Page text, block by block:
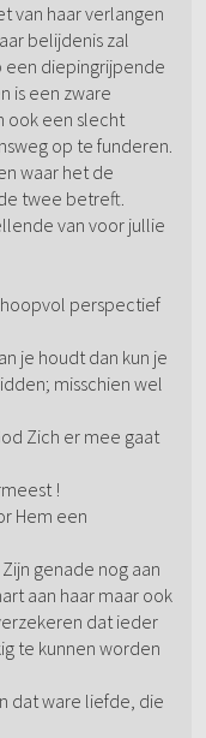
van haar verlangen
belijdenis zal
een diepingrijpende
is een zware
ook een slecht
op te funderen.
waar het de
twee betreft.
van voor jullie
perspectief
je houdt dan kun je
misschien wel
Zich er mee gaat
!
Hem een
genade nog aan
aan haar maar ook
dat ieder
te kunnen worden
dat ware liefde, die